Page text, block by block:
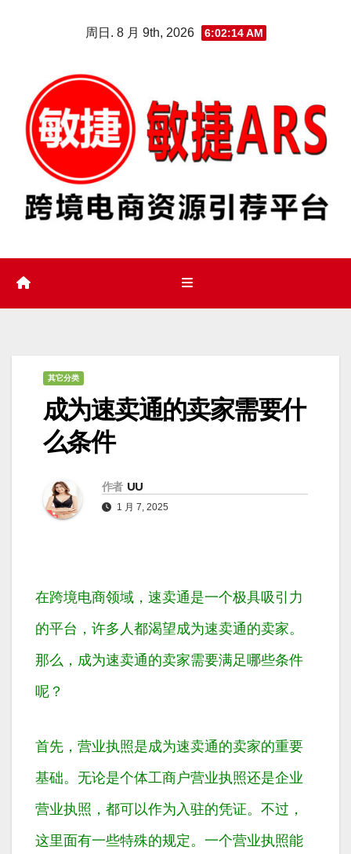
周日. 8 月 9th, 2026 6:02:15 AM
其它分类
成为速卖通的卖家需要什
么条件
作者 UU
1 月 7, 2025
在跨境电商领域，速卖通是一个极具吸引力
的平台，许多人都渴望成为速卖通的卖家。
那么，成为速卖通的卖家需要满足哪些条件
呢？
首先，营业执照是成为速卖通的卖家的重要
基础。无论是个体工商户营业执照还是企业
营业执照，都可以作为入驻的凭证。不过，
这里面有一些特殊的规定。一个营业执照能